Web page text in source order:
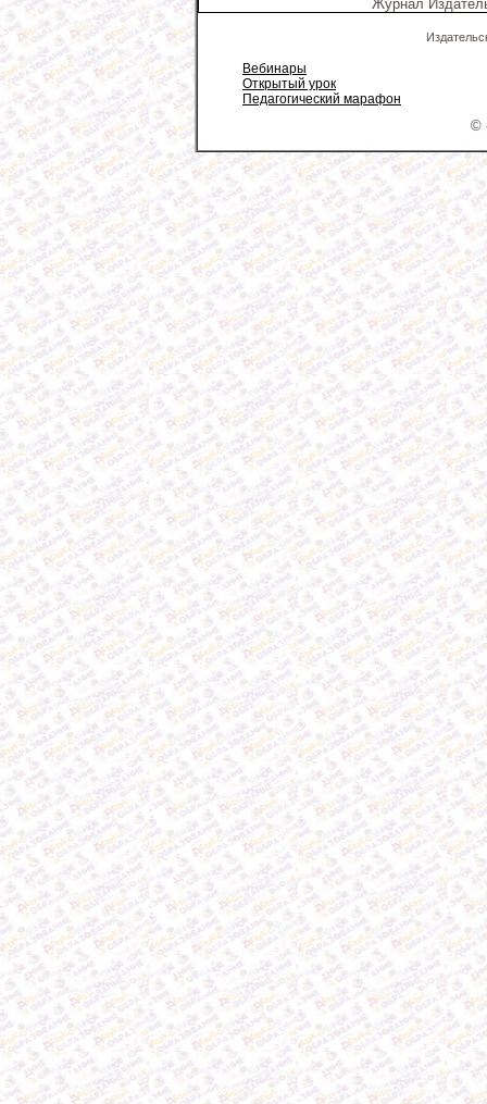
Журнал
Вебинары
Открытый урок
Педагогический марафон
©